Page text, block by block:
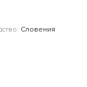
Словения